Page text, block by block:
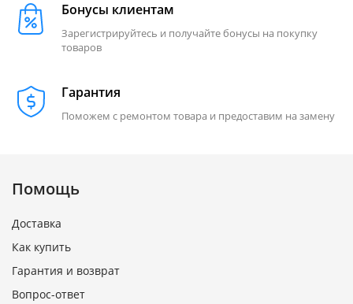
Бонусы клиентам
Зарегистрируйтесь и получайте бонусы на покупку
товаров
Гарантия
Поможем с ремонтом товара и предоставим на замену
Помощь
Доставка
Как купить
Гарантия и возврат
Вопрос-ответ